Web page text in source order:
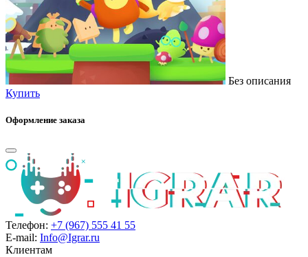
Без описания
Купить
Оформление заказа
Телефон: +7 (967) 555 41 55
E-mail: Info@Igrar.ru
Клиентам